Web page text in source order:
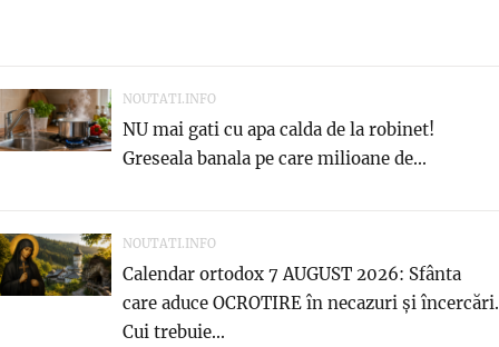
NOUTATI.INFO
NU mai gati cu apa calda de la robinet!
Greseala banala pe care milioane de...
NOUTATI.INFO
Calendar ortodox 7 AUGUST 2026: Sfânta
care aduce OCROTIRE în necazuri și încercări.
Cui trebuie...